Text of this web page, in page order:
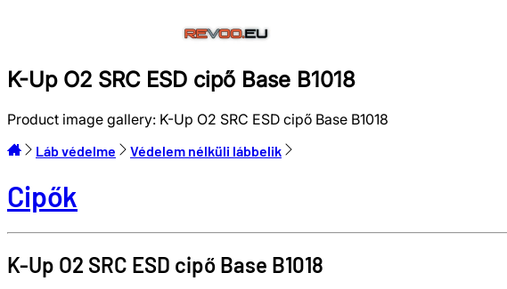
K-Up O2 SRC ESD cipő Base B1018
Product image gallery: K-Up O2 SRC ESD cipő Base B1018
Láb védelme Védelem nélküli lábbelik
Cipők
K-Up O2 SRC ESD cipő Base B1018